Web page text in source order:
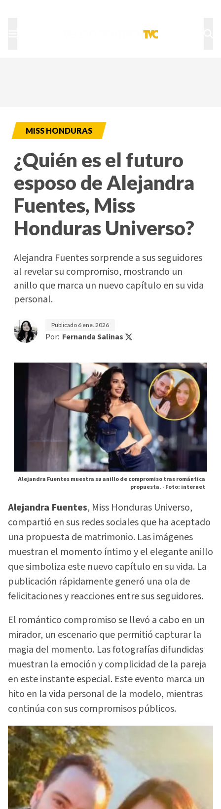
MISS HONDURAS
¿Quién es el futuro
esposo de Alejandra
Fuentes, Miss
Honduras Universo?
Alejandra Fuentes sorprende a sus seguidores
al revelar su compromiso, mostrando un
anillo que marca un nuevo capítulo en su vida
personal.
Publicado 6 ene. 2026
Por: Fernanda Salinas
Alejandra Fuentes muestra su anillo de compromiso tras romántica
propuesta. -Foto: internet
Alejandra Fuentes, Miss Honduras Universo,
compartió en sus redes sociales que ha aceptado
una propuesta de matrimonio. Las imágenes
muestran el momento íntimo y el elegante anillo
que simboliza este nuevo capítulo en su vida. La
publicación rápidamente generó una ola de
felicitaciones y reacciones entre sus seguidores.
El romántico compromiso se llevó a cabo en un
mirador, un escenario que permitió capturar la
magia del momento. Las fotografías difundidas
muestran la emoción y complicidad de la pareja
en este instante especial. Este evento marca un
hito en la vida personal de la modelo, mientras
continúa con sus compromisos públicos.